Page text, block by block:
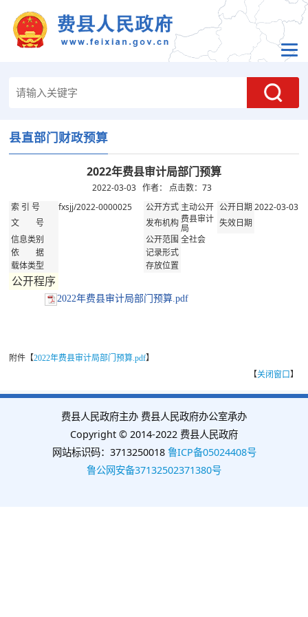
县直部门财政预算
2022年费县审计局部门预算
2022-03-03 作者： 点击数： 73
索 引 号 fxsjj/2022-0000025 公开方式 主动公开 公开日期2022-03-03
文 号 发布机构费县审计
局
失效日期
信息类别
公开范围全社会
依 据
记录形式
载体类型
存放位置
公开程序
2022年费县审计局部门预算.pdf
附件【2022年费县审计局部门预算.pdf】
【关闭窗口】
费县人民政府主办 费县人民政府办公室承办
Copyright © 2014-2022 费县人民政府
网站标识码：3713250018 鲁ICP备05024408号
鲁公网安备37132502371380号